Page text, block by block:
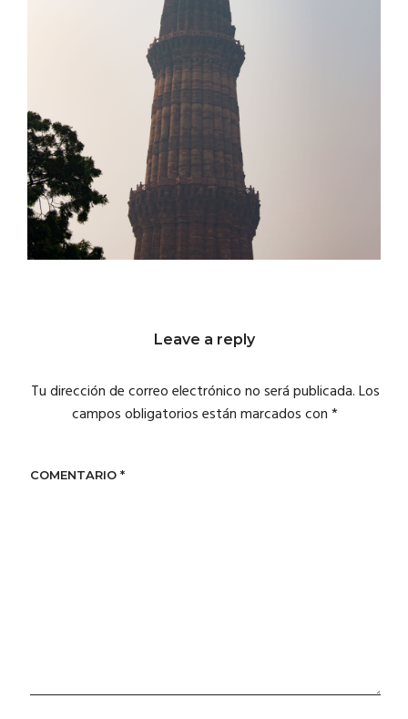
Leave a reply
Tu dirección de correo electrónico no será publicada.Los
campos obligatorios están marcados con*
COMENTARIO *